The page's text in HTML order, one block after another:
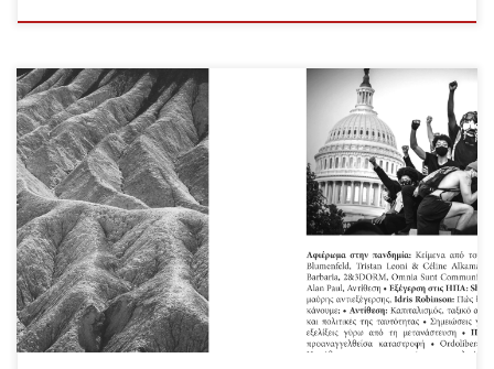
Ολόκληρο το τεύχος σε μορφή pdf Περιεχόμενα Συντακτική
Ομάδα – Εισαγωγικό σημείωμα Ζιλ Ντωβέ – Ιός, ο σημερινός
κόσμος Αντίθεση – Σημειώσεις για τη διαχείριση της πανδημικής
κρίσης Jacob Blumenfeld – Κανονικότητα ίσον θάνατος Tristan
Leoni & Céline Alkamar – Θα κάνουμε ό,τι είναι απαραίτητο. Ο ιός,
το κράτος και εμείς Αντίθεση – Πανδημία: το σημείο έκρηξης της
καπιταλιστικής σχέσης; Marco D’ Eramo – Η επιδημία του
φιλοσόφου Ομάδα Barbaria – Οι μαριονέτες του κεφαλαίου
2&3DORM – Ημερολόγια Καραντίνας Omnia Sunt Communia –
Μπροστά στην κρίση του κορωνοϊού. Η ζωή μας πάνω από τα
κέρδη τους Charles Reeve – Ο […]